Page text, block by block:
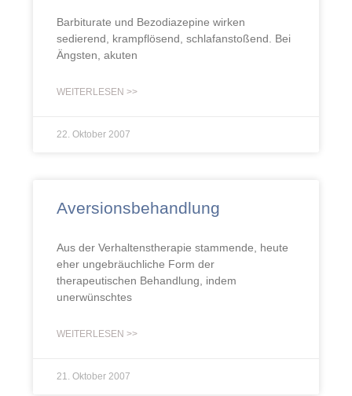
Barbiturate und Bezodiazepine wirken
sedierend, krampflösend, schlafanstoßend. Bei
Ängsten, akuten
WEITERLESEN >>
22. Oktober 2007
Aversionsbehandlung
Aus der Verhaltenstherapie stammende, heute
eher ungebräuchliche Form der
therapeutischen Behandlung, indem
unerwünschtes
WEITERLESEN >>
21. Oktober 2007